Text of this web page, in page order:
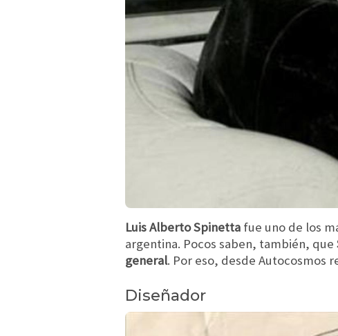
Luis Alberto Spinetta fue uno de los
argentina. Pocos saben, también, que
general. Por eso, desde Autocosmos
Diseñador